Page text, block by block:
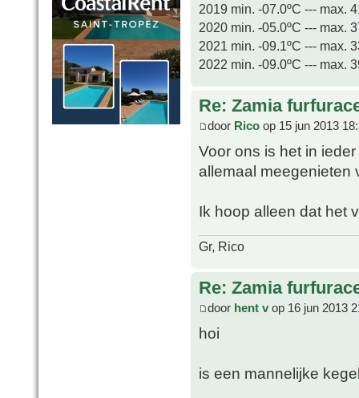
2019 min. -07.0ºC --- max.
2020 min. -05.0ºC --- max.
2021 min. -09.1ºC --- max.
2022 min. -09.0ºC --- max.
Re: Zamia
door Rico op 15 jun 2013
Voor ons is het in
allemaal meegenieten
Ik hoop alleen dat het
Gr, Rico
Re: Zamia
door hent v op 16 jun 2013
hoi
is een mannelijke